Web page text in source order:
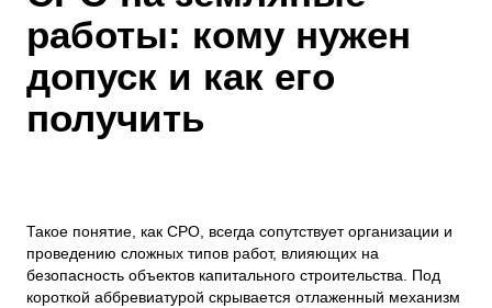
работы: кому нужен
допуск и как его
получить
Такое понятие, как СРО, всегда сопутствует организации и
проведению сложных типов работ, влияющих на
безопасность объектов капитального строительства. Под
короткой аббревиатурой скрывается отлаженный механизм